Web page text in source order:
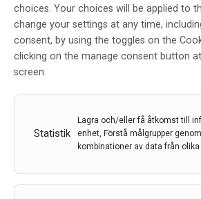
choices. Your choices will be applied to
change your settings at any time,
consent, by using the toggles on the
clicking on the manage consent button
screen.
Statistik
Lagra och/eller få åtkomst till
enhet, Förstå målgrupper
kombinationer av data från olika
Karolinska första
världen med 7T-
klinisk drift
AvKarolinska Universitetssjukhuset
7 Tesla,7T-magnetkamera,
Universitetssjukhuset